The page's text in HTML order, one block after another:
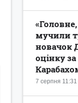
7 серпня 11:31
мучили
новачок
оцінку